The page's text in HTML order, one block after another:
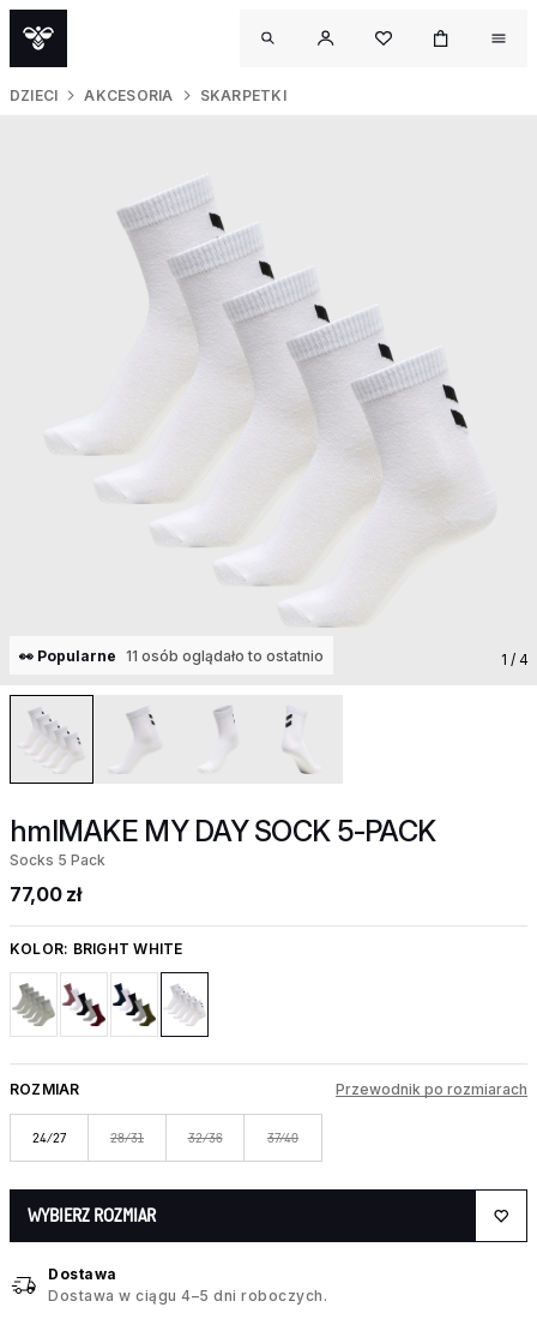
DZIECI AKCESORIA SKARPETKI
👀 Popularne 11 osób oglądało to ostatnio 1 / 4
hmlMAKE MY DAY SOCK 5-PACK
Socks 5 Pack
77,00 zł
KOLOR: BRIGHT WHITE
ROZMIAR Przewodnik po rozmiarach
24/27 28/31 32/36 37/40
WYBIERZ ROZMIAR
Dostawa
Dostawa w ciągu 4–5 dni roboczych.